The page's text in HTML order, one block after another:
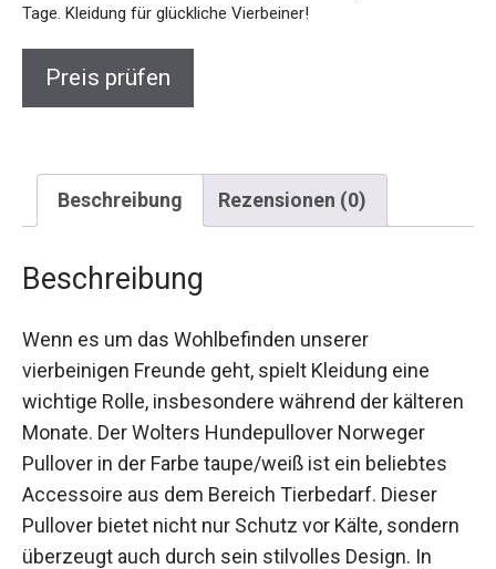
Tage. Kleidung für glückliche Vierbeiner!
Preis prüfen
Beschreibung Rezensionen (0)
Beschreibung
Wenn es um das Wohlbefinden unserer
vierbeinigen Freunde geht, spielt Kleidung eine
wichtige Rolle, insbesondere während der kälteren
Monate. Der Wolters Hundepullover Norweger
Pullover in der Farbe taupe/weiß ist ein beliebtes
Accessoire aus dem Bereich Tierbedarf. Dieser
Pullover bietet nicht nur Schutz vor Kälte, sondern
überzeugt auch durch sein stilvolles Design. In